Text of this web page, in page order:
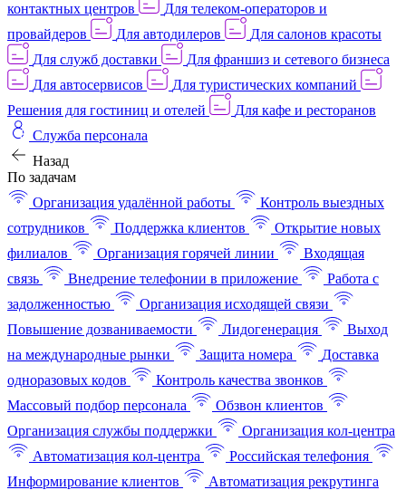
контактных центров
Для телеком-операторов и
провайдеров
Для автодилеров
Для салонов красоты
Для служб доставки
Для франшиз и сетевого бизнеса
Для автосервисов
Для туристических компаний
Решения для гостиниц и отелей
Для кафе и ресторанов
Служба персонала
Назад
По задачам
Организация удалённой работы
Контроль выездных
сотрудников
Поддержка клиентов
Открытие новых
филиалов
Организация горячей линии
Входящая
связь
Внедрение телефонии в приложение
Работа с
задолженностью
Организация исходящей связи
Повышение дозваниваемости
Лидогенерация
Выход
на международные рынки
Защита номера
Доставка
одноразовых кодов
Контроль качества звонков
Массовый подбор персонала
Обзвон клиентов
Организация службы поддержки
Организация кол-центра
Автоматизация кол-центра
Российская телефония
Информирование клиентов
Автоматизация рекрутинга